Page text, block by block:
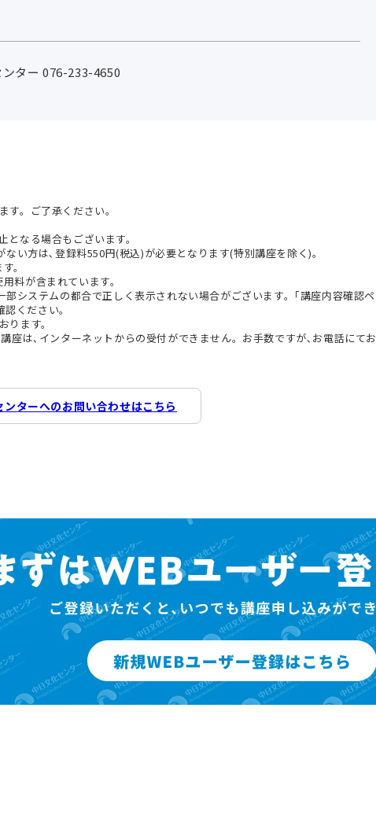
ター 076-233-4650
す。ご了承ください。
なる場合もございます。
い方は､登録料550円(税込)が必要となります(特別講座を除く)。
。
料が含まれています。
システムの都合で正しく表示されない場合がございます。｢講座内容確認ペ
ください。
ります。
座は､インターネットからの受付ができません。お手数ですが､お電話にてお
ンターへのお問い合わせはこちら